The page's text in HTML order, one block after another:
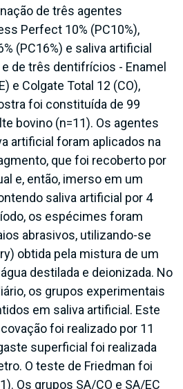
de três agentes
Perfect 10% (PC10%),
(PC16%) e saliva artificial
de três dentifrícios - Enamel
e Colgate Total 12 (CO),
foi constituída de 99
bovino (n=11). Os agentes
artificial foram aplicados na
que foi recoberto por
e, então, imerso em um
saliva artificial por 4
os espécimes foram
abrasivos, utilizando-se
obtida pela mistura de um
destilada e deionizada. No
os grupos experimentais
em saliva artificial. Este
foi realizado por 11
superficial foi realizada
O teste de Friedman foi
Os grupos SA/CO e SA/EC